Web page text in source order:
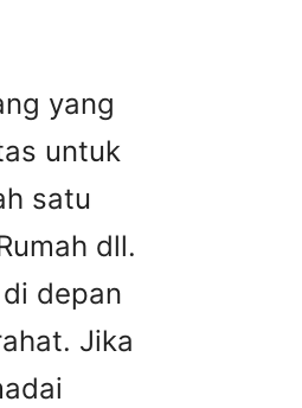
yang
untuk
satu
dll.
depan
Jika